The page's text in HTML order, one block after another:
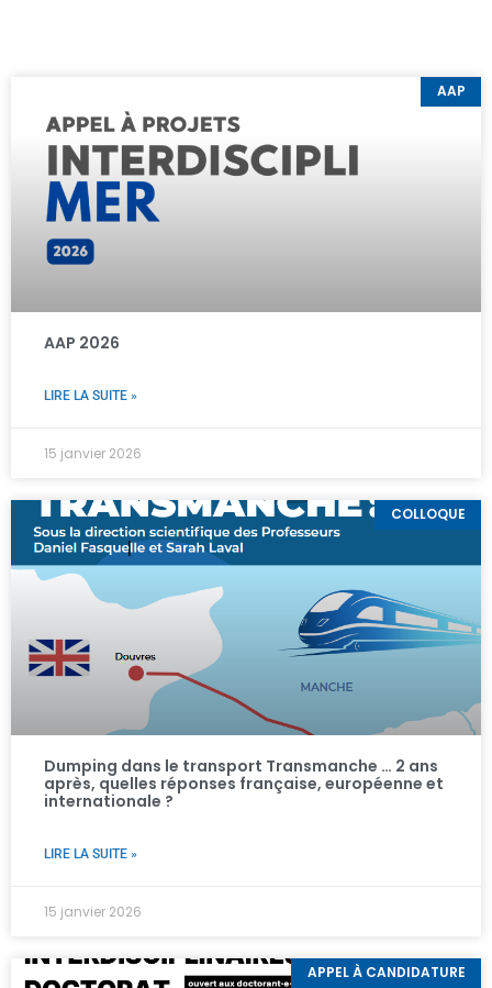
AAP
AAP 2026
LIRE LA SUITE »
15 janvier 2026
COLLOQUE
Dumping dans le transport Transmanche … 2 ans
après, quelles réponses française, européenne et
internationale ?
LIRE LA SUITE »
15 janvier 2026
APPEL À CANDIDATURE